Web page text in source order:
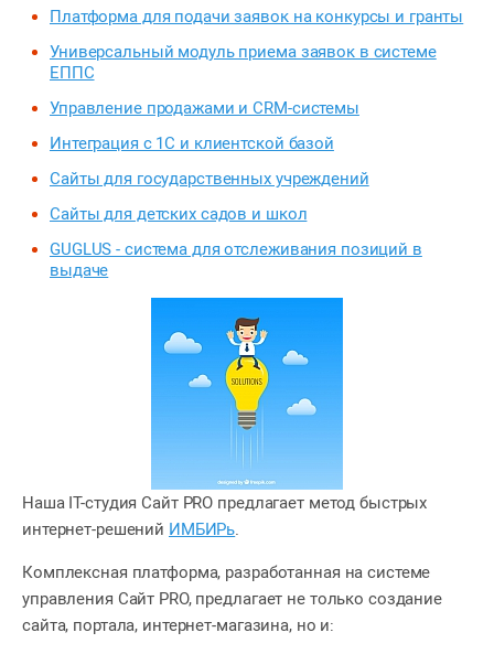
Платформа для подачи заявок на конкурсы и гранты
Универсальный модуль приема заявок в системе
ЕППС
Управление продажами и CRM-системы
Интеграция с 1С и клиентской базой
Сайты для государственных учреждений
Сайты для детских садов и школ
GUGLUS - система для отслеживания позиций в
выдаче
Наша IT-студия Сайт PRO предлагает метод быстрых
интернет-решений ИМБИРь.
Комплексная платформа, разработанная на системе
управления Сайт PRO, предлагает не только создание
сайта, портала, интернет-магазина, но и:
ОТЗЫВЫ